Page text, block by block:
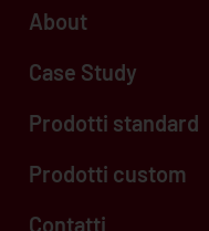
About
Case Study
Prodotti standard
Prodotti custom
Contatti